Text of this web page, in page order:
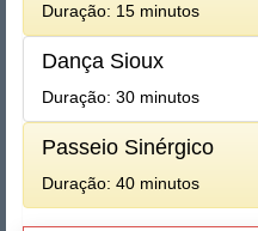
Duração: 15 minutos
Dança Sioux
Duração: 30 minutos
Passeio Sinérgico
Duração: 40 minutos